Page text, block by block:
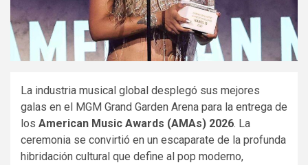
La industria musical global desplegó sus mejores
galas en el MGM Grand Garden Arena para la entrega de
los American Music Awards (AMAs) 2026. La
ceremonia se convirtió en un escaparate de la profunda
hibridación cultural que define al pop moderno,